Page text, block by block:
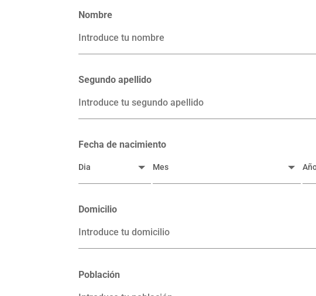
Nombre
Segundo apellido
Fecha de nacimiento
Domicilio
Población